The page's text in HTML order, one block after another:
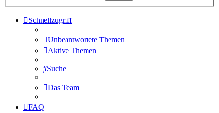
Schnellzugriff
Unbeantwortete Themen
Aktive Themen
Suche
Das Team
FAQ